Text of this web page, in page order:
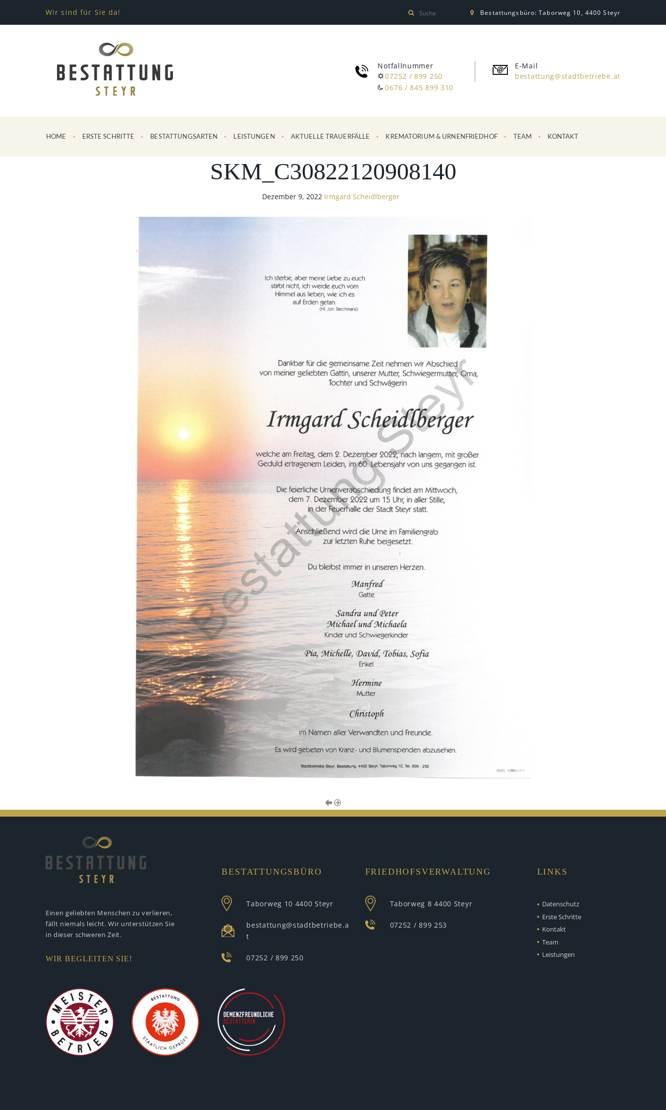
Wir sind für Sie da! Bestattungsbüro: Taborweg 10, 4400 Steyr
Notfallnummer
07252 / 899 250
0676 / 845 899 310
E-Mail
bestattung@stadtbetriebe.at
HOME ERSTE SCHRITTE BESTATTUNGSARTEN LEISTUNGEN AKTUELLE TRAUERFÄLLE KREMATORIUM & URNENFRIEDHOF TEAM KONTAKT
SKM_C30822120908140
Dezember 9, 2022 Irmgard Scheidlberger
Einen geliebten Menschen zu verlieren,
fällt niemals leicht. Wir unterstützen Sie
in dieser schweren Zeit.
WIR BEGLEITEN SIE!
BESTATTUNGSBÜRO
Taborweg 10 4400 Steyr
bestattung@stadtbetriebe.a
t
07252 / 899 250
FRIEDHOFSVERWALTUNG
Taborweg 8 4400 Steyr
07252 / 899 253
LINKS
Datenschutz
Erste Schritte
Kontakt
Team
Leistungen